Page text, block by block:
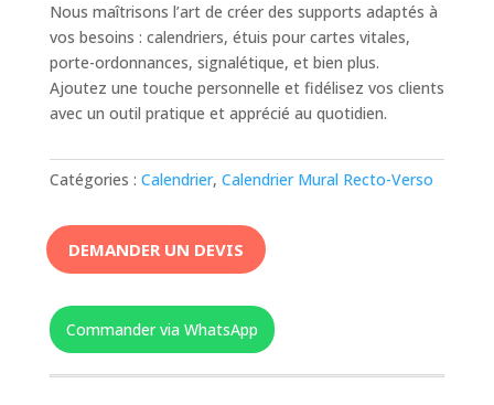
Nous maîtrisons l’art de créer des supports adaptés à
vos besoins : calendriers, étuis pour cartes vitales,
porte-ordonnances, signalétique, et bien plus.
Ajoutez une touche personnelle et fidélisez vos clients
avec un outil pratique et apprécié au quotidien.
Catégories : Calendrier, Calendrier Mural Recto-Verso
DEMANDER UN DEVIS
Commander via WhatsApp